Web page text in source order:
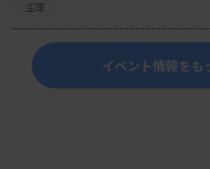
生理
イベント情報をも